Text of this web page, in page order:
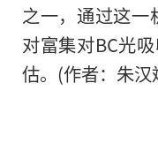
之一，通过这一
对富集对BC光
估。(作者：朱汉